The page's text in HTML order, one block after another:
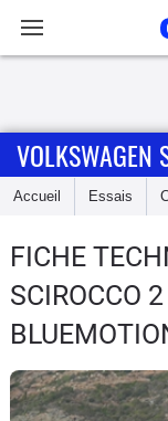
Accueil
Essais
Guide
d'achat
Electriques
VOLKSWAGEN
Accueil Essais
FICHE
SCIROCCO 2